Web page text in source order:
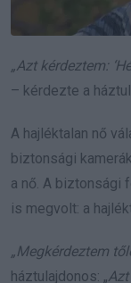
„Azt kérdeztem:
– kérdezte a
A hajléktalan nő
biztonsági
a nő. A biztonsági
is megvolt: a
„Megkérdeztem
háztulajdonos: „